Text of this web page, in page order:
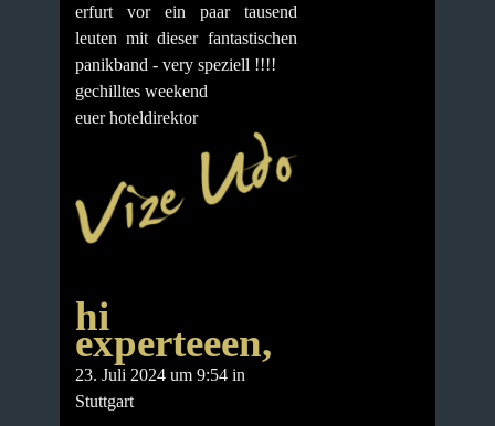
erfurt vor ein paar tausend
leuten mit dieser fantastischen
panikband - very speziell !!!!
gechilltes weekend
euer hoteldirektor
hi
experteeen,
23. Juli 2024 um 9:54 in
Stuttgart